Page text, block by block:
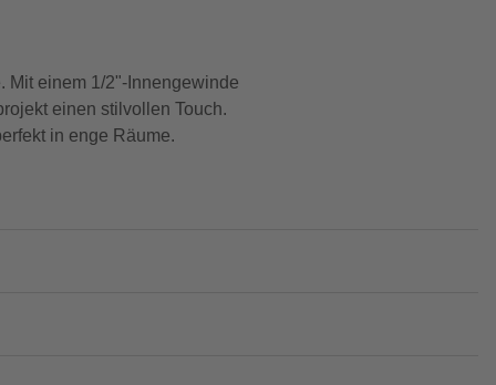
Mit einem 1/2"-Innengewinde
einen stilvollen Touch.
in enge Räume.